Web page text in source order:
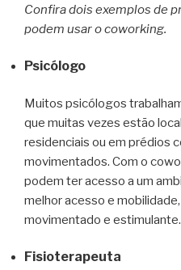
Confira dois exemplos de
podem usar o coworking.
Psicólogo
Muitos psicólogos
que muitas vezes estão
residenciais ou em prédios
movimentados. Com o
podem ter acesso a um
melhor acesso e
movimentado e estimulante.
Fisioterapeuta